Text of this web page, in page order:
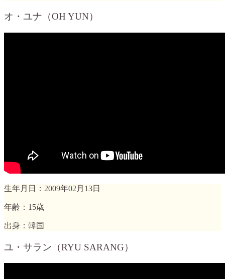
オ・ユナ（OH YUN）
生年月日：2009年02月13日
年齢：15歳
出身：韓国
ユ・サラン（RYU SARANG）